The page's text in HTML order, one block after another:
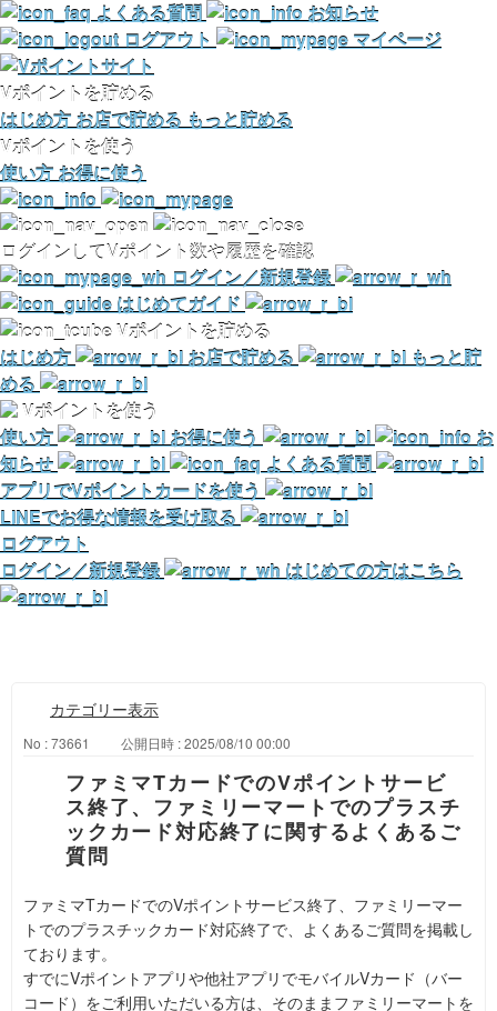
よくある質問
お知らせ
ログアウト
マイページ
Vポイントを貯める
はじめ方 お店で貯める もっと貯める
Vポイントを使う
使い方 お得に使う
ログインしてVポイント数や履歴を確認
ログイン／新規登録
はじめてガイド
Vポイントを貯める
はじめ方
お店で貯める
もっと貯
める
Vポイントを使う
使い方
お得に使う
お
知らせ
よくある質問
アプリでVポイントカードを使う
LINEでお得な情報を受け取る
ログアウト
ログイン／新規登録
はじめての方はこちら
カテゴリー表示
No : 73661 公開日時 : 2025/08/10 00:00
ファミマTカードでのVポイントサービ
ス終了、ファミリーマートでのプラスチ
ックカード対応終了に関するよくあるご
質問
ファミマTカードでのVポイントサービス終了、ファミリーマー
トでのプラスチックカード対応終了で、よくあるご質問を掲載し
ております。
すでにVポイントアプリや他社アプリでモバイルVカード（バー
コード）をご利用いただいる方は、そのままファミリーマートを